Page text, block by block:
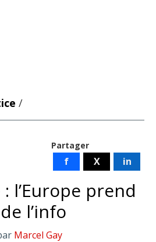
/
Partager
f X in
l’Europe prend
l’info
Marcel Gay